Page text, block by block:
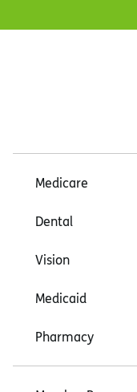
Medicare
Dental
Vision
Medicaid
Pharmacy